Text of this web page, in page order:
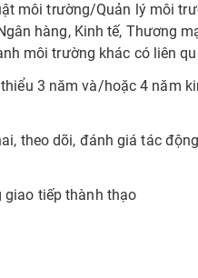
môi trường/Quản lý môi
hàng, Kinh tế, Thương
môi trường khác có liên
3 năm và/hoặc 4 năm
theo dõi, đánh giá tác
giao tiếp thành thạo